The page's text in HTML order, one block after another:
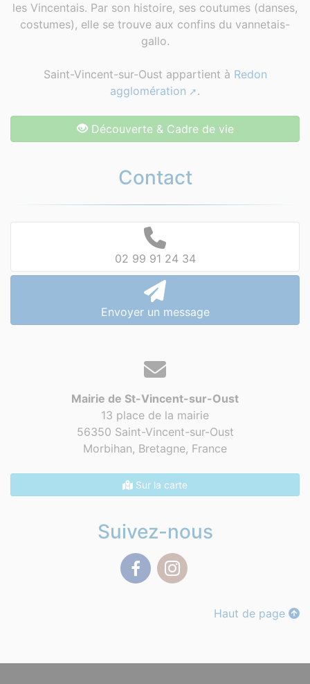
les Vincentais. Par son histoire, ses coutumes (danses,
costumes), elle se trouve aux confins du vannetais-
gallo.
Saint-Vincent-sur-Oust appartient à Redon
agglomération
.
Découverte & Cadre de vie
Contact
02 99 91 24 34
Envoyer un message
Mairie de St-Vincent-sur-Oust
13 place de la mairie
56350 Saint-Vincent-sur-Oust
Morbihan, Bretagne, France
Sur la carte
Suivez-nous
Haut de page